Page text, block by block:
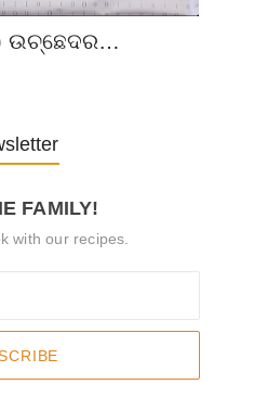
ଉଚ୍ଛେଦର…
FAMILY!
with our recipes.